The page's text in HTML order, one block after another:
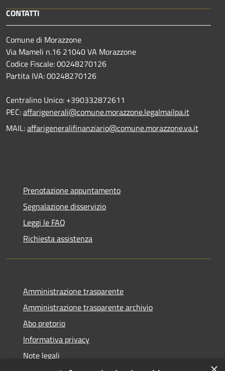
CONTATTI
Comune di Morazzone
Via Mameli n.16 21040 VA Morazzone
Codice Fiscale: 00248270126
Partita IVA: 00248270126
Centralino Unico: +390332872611
PEC:affarigenerali@comune.morazzone.legalmailpa.it
MAIL:affarigeneralifinanziario@comune.morazzone.va.it
Prenotazione appuntamento
Segnalazione disservizio
Leggi le FAQ
Richiesta assistenza
Amministrazione trasparente
Amministrazione trasparente archivio
Abo pretorio
Informativa privacy
Note legali